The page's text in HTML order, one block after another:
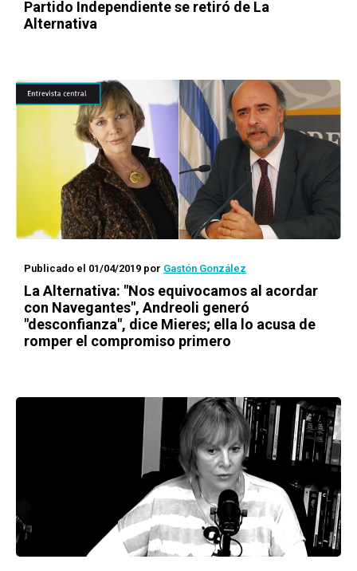
Partido Independiente se retiró de La
Alternativa
Publicado el 01/04/2019 por Gastón González
La Alternativa: "Nos equivocamos al acordar
con Navegantes", Andreoli generó
"desconfianza", dice Mieres; ella lo acusa de
romper el compromiso primero